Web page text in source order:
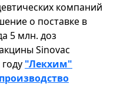
компаний
о поставке в
5 млн. доз
Sinovac
"Лекхим"